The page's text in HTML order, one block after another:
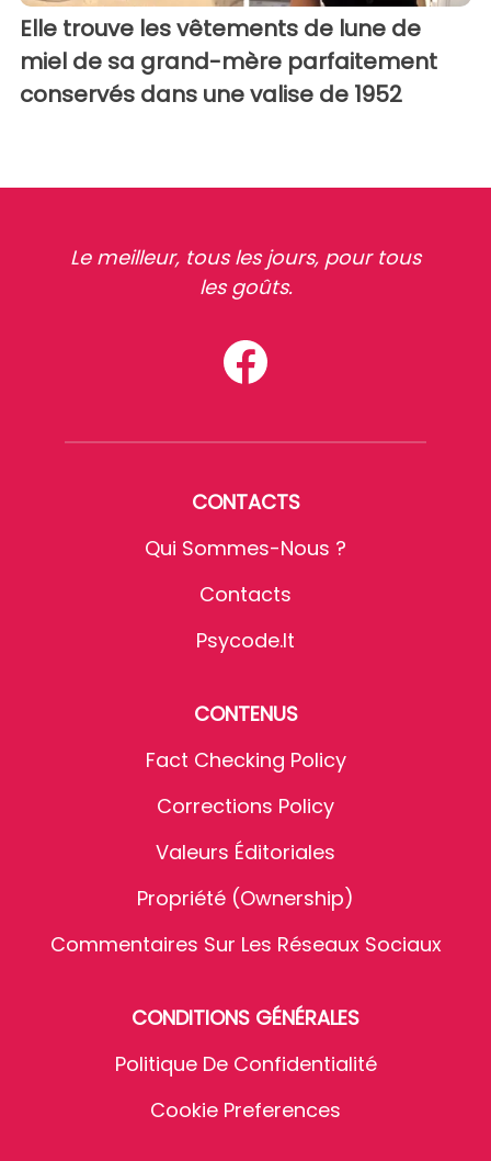
Elle trouve les vêtements de lune de
miel de sa grand-mère parfaitement
conservés dans une valise de 1952
Le meilleur, tous les jours, pour tous
les goûts.
CONTACTS
Qui Sommes-Nous ?
Contacts
Psycode.it
CONTENUS
Fact Checking Policy
Corrections Policy
Valeurs Éditoriales
Propriété (Ownership)
Commentaires Sur Les Réseaux Sociaux
CONDITIONS GÉNÉRALES
Politique De Confidentialité
Cookie Preferences